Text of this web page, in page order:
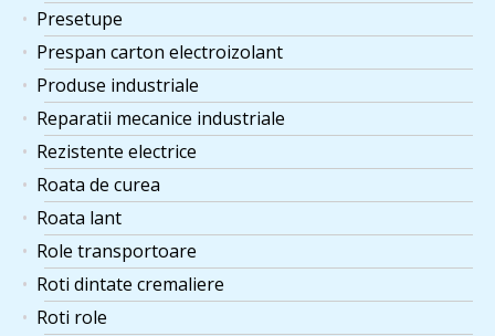
Presetupe
Prespan carton electroizolant
Produse industriale
Reparatii mecanice industriale
Rezistente electrice
Roata de curea
Roata lant
Role transportoare
Roti dintate cremaliere
Roti role